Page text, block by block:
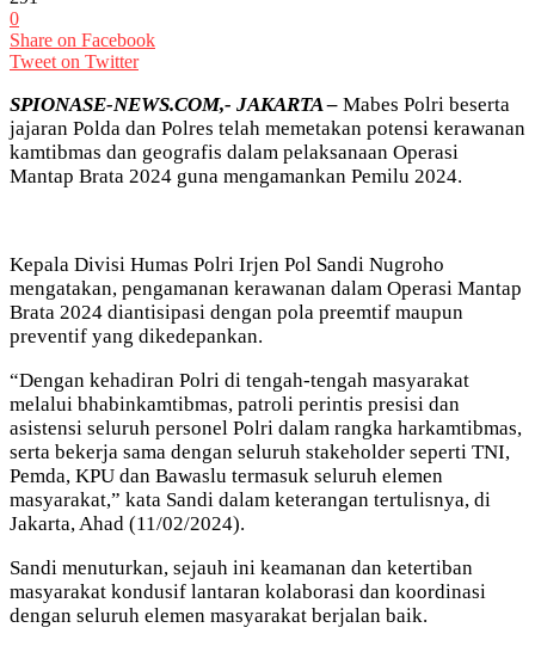
0
Share on Facebook
Tweet on Twitter
SPIONASE-NEWS.COM,- JAKARTA – Mabes Polri beserta
jajaran Polda dan Polres telah memetakan potensi kerawanan
kamtibmas dan geografis dalam pelaksanaan Operasi
Mantap Brata 2024 guna mengamankan Pemilu 2024.
Kepala Divisi Humas Polri Irjen Pol Sandi Nugroho
mengatakan, pengamanan kerawanan dalam Operasi Mantap
Brata 2024 diantisipasi dengan pola preemtif maupun
preventif yang dikedepankan.
“Dengan kehadiran Polri di tengah-tengah masyarakat
melalui bhabinkamtibmas, patroli perintis presisi dan
asistensi seluruh personel Polri dalam rangka harkamtibmas,
serta bekerja sama dengan seluruh stakeholder seperti TNI,
Pemda, KPU dan Bawaslu termasuk seluruh elemen
masyarakat,” kata Sandi dalam keterangan tertulisnya, di
Jakarta, Ahad (11/02/2024).
Sandi menuturkan, sejauh ini keamanan dan ketertiban
masyarakat kondusif lantaran kolaborasi dan koordinasi
dengan seluruh elemen masyarakat berjalan baik.